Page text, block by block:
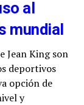
al
mundial
Jean King son
deportivos
opción de
y